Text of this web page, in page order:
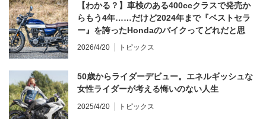
【わかる？】車検のある400ccクラスで発売か
らもう4年……だけど2024年まで『ベストセラ
ー』を誇ったHondaのバイクってどれだと思
う？
2026/4/20 トピックス
50歳からライダーデビュー。エネルギッシュな
女性ライダーが考える悔いのない人生
2025/4/20 トピックス